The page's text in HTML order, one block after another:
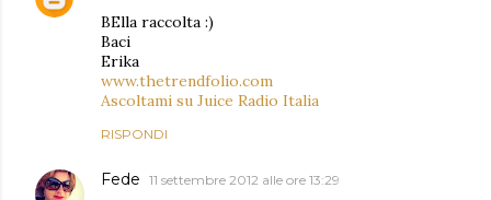
BElla raccolta :)
Baci
Erika
www.thetrendfolio.com
Ascoltami su Juice Radio Italia
RISPONDI
Fede 11 settembre 2012 alle ore 13:29